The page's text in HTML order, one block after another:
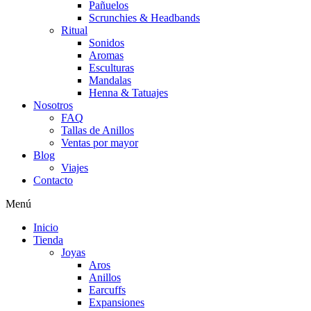
Pañuelos
Scrunchies & Headbands
Ritual
Sonidos
Aromas
Esculturas
Mandalas
Henna & Tatuajes
Nosotros
FAQ
Tallas de Anillos
Ventas por mayor
Blog
Viajes
Contacto
Menú
Inicio
Tienda
Joyas
Aros
Anillos
Earcuffs
Expansiones